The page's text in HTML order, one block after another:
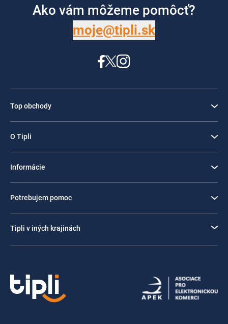
Ako vám môžeme pomôcť?
moje@tipli.sk
Top obchody
O Tipli
Informácie
Potrebujem pomoc
Tipli v iných krajinách